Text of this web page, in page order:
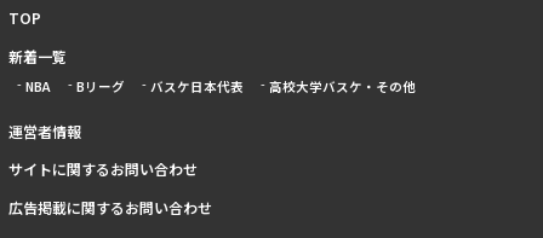
TOP
新着一覧
NBA Bリーグ バスケ日本代表 高校大学バスケ・その他
運営者情報
サイトに関するお問い合わせ
広告掲載に関するお問い合わせ